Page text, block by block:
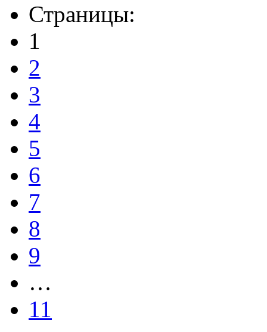
Страницы:
1
2
3
4
5
6
7
8
9
…
11